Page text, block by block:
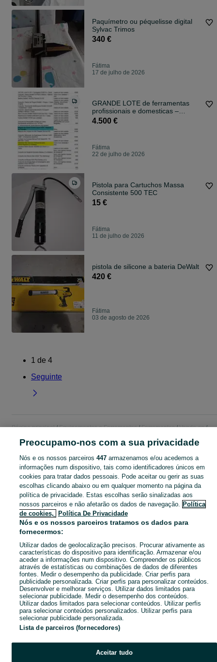
Paquímetro ou péquelisse digital
Sylvac Trimos
340 €
Fátima
17 de julho de 2026
GRANDE LOTE de ferramentas
profissionais e domesticas –
DeWalt e Mais!
4.500 €
Fátima
22 de julho de 2026
Pistola para Cartuchos Massa
Consistente 500 TEC
15 €
Fátima
11 de julho de 2026
pistola de silicone a bateria DeWalt
420 €
Fátima
03 de agosto de 2026
1 de 4
Seguinte
Página principal Equipamentos e Ferramentas Ferramentas
Vende-se
CATEGORIA
Navegue pelos últimos anúncios de Vende-se em Fátima no OLX Portugal. Compre e venda produtos locais com facilidade e segurança. Mostrar
Mapa do site
Mapa das freguesias
Mapa de mini-sites
Pesquisas populares
Preocupamo-nos com a sua privacidade
Nós e os nossos parceiros 447armazenamos e/ou acedemos a
informações num dispositivo, tais como identificadores únicos em
cookies para tratar dados pessoais. Pode aceitar ou gerir as suas
escolhas clicando abaixo ou em qualquer momento na página da
política de privacidade. Estas escolhas serão sinalizadas aos
nossos parceiros e não afetarão os dados de navegação. Política
de cookies,
Política De Privacidade
Nós e os nossos parceiros tratamos os dados para
fornecermos:
Utilizar dados de geolocalização precisos. Procurar ativamente as
características do dispositivo para identificação. Armazenar e/ou
aceder a informações num dispositivo. Compreender os públicos
através de estatísticas ou combinações de dados de diferentes
fontes. Medir o desempenho da publicidade. Criar perfis para
publicidade personalizada. Criar perfis para personalizar conteúdos.
Desenvolver e melhorar serviços. Utilizar dados limitados para
selecionar publicidade. Medir o desempenho dos conteúdos.
Utilizar dados limitados para selecionar conteúdos. Utilizar perfis
para selecionar conteúdos personalizados. Utilizar perfis para
selecionar publicidade personalizada.
Lista de parceiros (fornecedores)
Aceitar tudo